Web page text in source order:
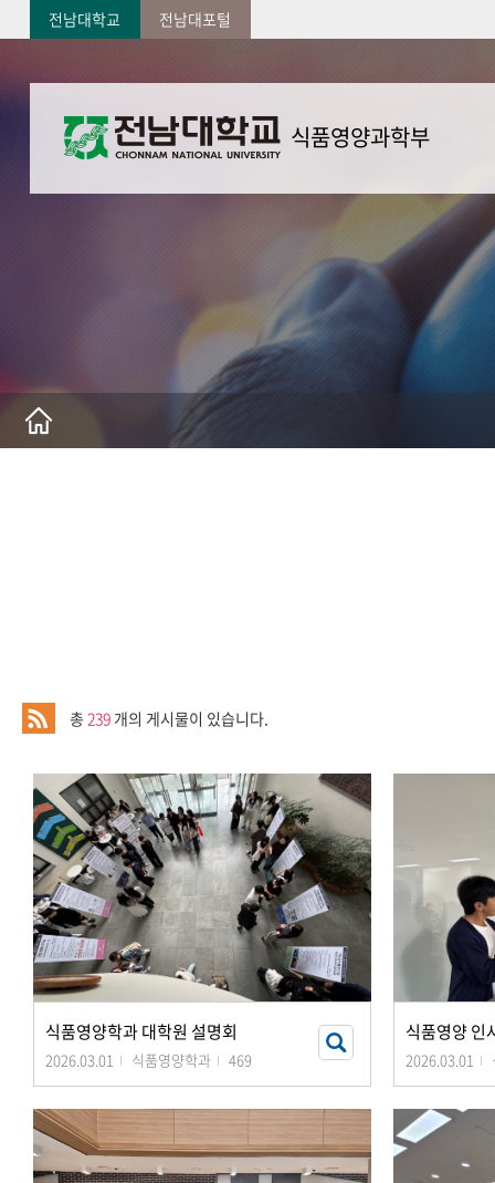
전남대학교 전남대포털
식품영양과학부
총 239 개의 게시물이 있습니다.
식품영양학과 대학원 설명회
2026.03.01 식품영양학과 469
식품영양 인
2026.03.01